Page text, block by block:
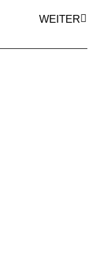
WEITER